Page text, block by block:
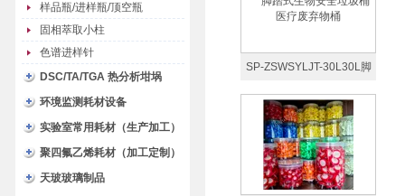
样品瓶/进样瓶/顶空瓶
固相萃取小柱
色谱进样针
DSC/TA/TGA 热分析坩埚
环境监测耗材设备
实验室常用耗材（生产加工）
聚四氟乙烯耗材（加工定制）
天玻玻璃制品
SP-ZSWSYLJT-30L30L脚
踏式生物安全垃圾桶 医疗废
弃物桶